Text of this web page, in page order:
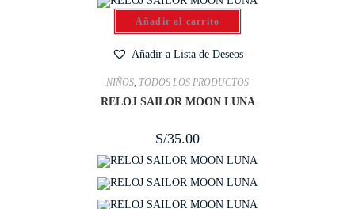
Añadir al carrito
Añadir a Lista de Deseos
NIÑOS, TODOS LOS PRODUCTOS
RELOJ SAILOR MOON LUNA
S/35.00